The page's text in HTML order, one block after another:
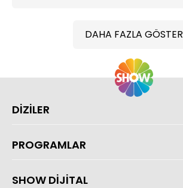
DAHA FAZLA GÖSTER
DİZİLER
PROGRAMLAR
SHOW DİJİTAL